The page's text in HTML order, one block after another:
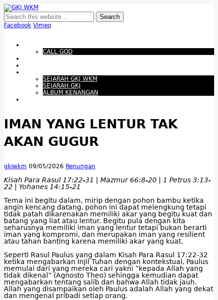
Membangun Gereja Kokoh melalui Pelayanan Holistik, Teknologi, dan
Budaya Apresiatif
Facebook Vimeo
CALL GOD
SEJARAH GKJ WKM
SEJARAH GKJ
ALBUM KENANGAN
IMAN YANG LENTUR TAK
AKAN GUGUR
gkjwkm 09/05/2026 Renungan
Kisah Para Rasul 17:22-31 | Mazmur 66:8-20 | 1 Petrus 3:13-
22 | Yohanes 14:15-21
Tema ini begitu dalam, mirip dengan pohon bambu ketika
angin kencang datang, pohon ini dapat melengkung tetapi
tidak patah dikarenakan memiliki akar yang begitu kuat dan
batang yang liat atau lentur. Begitu pula dengan kita
seharusnya memiliki iman yang lentur tetapi bukan berarti
iman yang kompromi, dan merupakan iman yang resilient
atau tahan banting karena memiliki akar yang kuat.
Seperti Rasul Paulus yang dalam Kisah Para Rasul 17:22-32
ketika mengabarkan Injil Tuhan dengan kontekstual, Paulus
memulai dari yang mereka cari yakni ”kepada Allah yang
tidak dikenal” (Agnosto Theo) sehingga kemudian dapat
mengabarkan tentang salib dan bahwa Allah tidak jauh.
Allah yang disampaikan oleh Paulus adalah Allah yang dekat
dan mengenal pribadi setiap orang.